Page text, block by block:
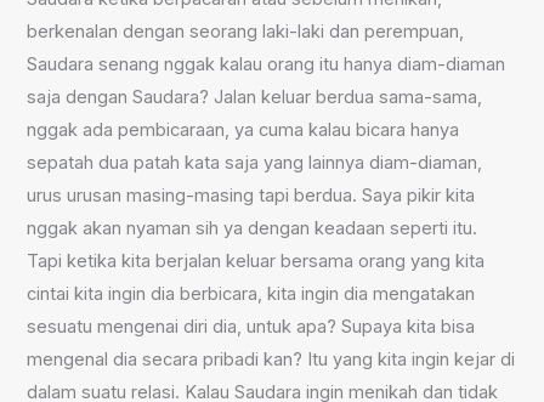
berkenalan dengan seorang laki-laki dan perempuan,
Saudara senang nggak kalau orang itu hanya diam-diaman
saja dengan Saudara? Jalan keluar berdua sama-sama,
nggak ada pembicaraan, ya cuma kalau bicara hanya
sepatah dua patah kata saja yang lainnya diam-diaman,
urus urusan masing-masing tapi berdua. Saya pikir kita
nggak akan nyaman sih ya dengan keadaan seperti itu.
Tapi ketika kita berjalan keluar bersama orang yang kita
cintai kita ingin dia berbicara, kita ingin dia mengatakan
sesuatu mengenai diri dia, untuk apa? Supaya kita bisa
mengenal dia secara pribadi kan? Itu yang kita ingin kejar di
dalam suatu relasi. Kalau Saudara ingin menikah dan tidak